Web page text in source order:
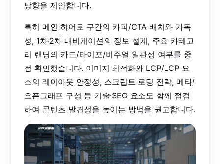
방향을 제안합니다.
특히 메인 히어로 구간의 카피/CTA 배치와 가독
성, 1차·2차 내비게이션의 정보 설계, 주요 카테고
리 랜딩의 카드/타이포/비주얼 일관성 여부를 중
점 확인했습니다. 이미지 최적화와 LCP/LCP 요
소의 레이아웃 안정성, 스크립트 로딩 전략, 메타/
오픈그래프 구성 등 기술·SEO 요소도 함께 점검
하여 콘텐츠 발견성을 높이는 방법을 권고합니다.